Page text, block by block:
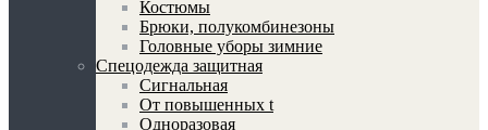
Костюмы
Брюки, полукомбинезоны
Головные уборы зимние
Спецодежда защитная
Сигнальная
От повышенных t
Одноразовая